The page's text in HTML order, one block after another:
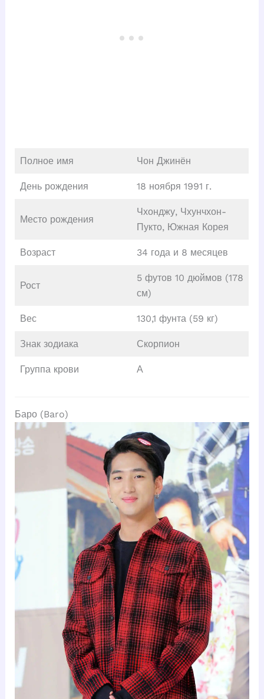
Полное имя Чон Джинён
День рождения 18 ноября 1991 г.
Место рождения
Чхонджу, Чхунчхон-
Пукто, Южная Корея
Возраст 34 года и 8 месяцев
Рост
5 футов 10 дюймов (178
см)
Вес 130,1 фунта (59 кг)
Знак зодиака Скорпион
Группа крови А
Баро (Baro)